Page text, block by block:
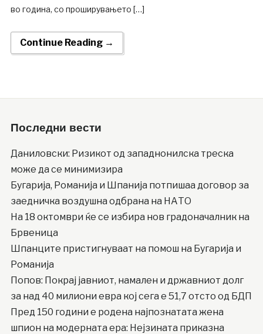
во година, со проширувањето […]
Continue Reading →
Последни вести
Даниловски: Ризикот од западнонилска треска
може да се минимизира
Бугарија, Романија и Шпанија потпишаа договор за
заедничка воздушна одбрана на НАТО
На 18 октомври ќе се избира нов градоначалник на
Брвеница
Шпанците пристигнуваат на помош на Бугарија и
Романија
Попов: Покрај јавниот, намален и државниот долг
за над 40 милиони евра кој сега е 51,7 отсто од БДП
Пред 150 години е родена најпознатата жена
шпион на модерната ера: Нејзината приказна